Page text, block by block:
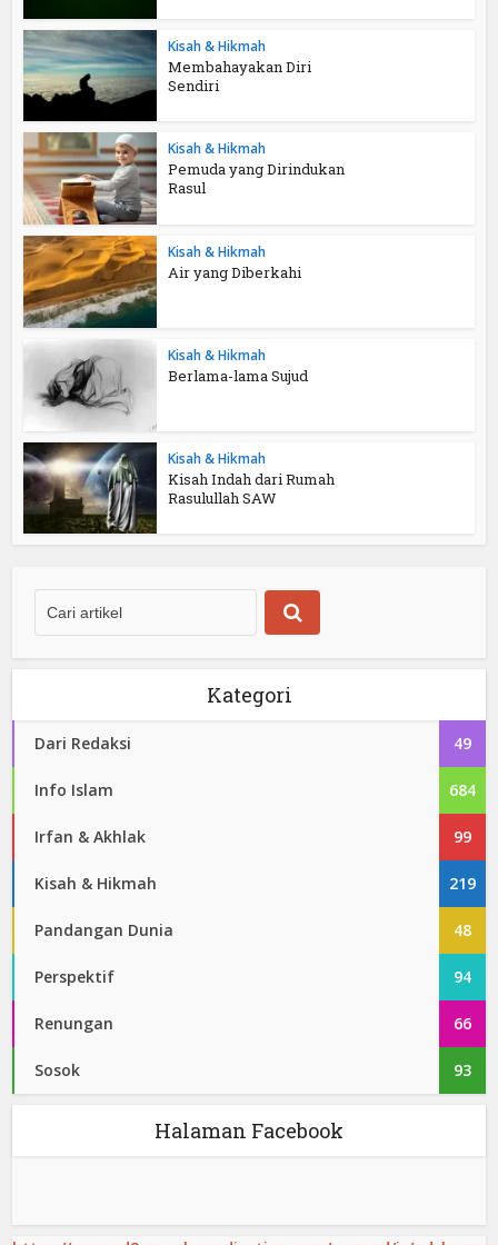
Kisah & Hikmah
Membahayakan Diri
Sendiri
Kisah & Hikmah
Pemuda yang Dirindukan
Rasul
Kisah & Hikmah
Air yang Diberkahi
Kisah & Hikmah
Berlama-lama Sujud
Kisah & Hikmah
Kisah Indah dari Rumah
Rasulullah SAW
Kategori
Dari Redaksi 49
Info Islam 684
Irfan & Akhlak 99
Kisah & Hikmah 219
Pandangan Dunia 48
Perspektif 94
Renungan 66
Sosok 93
Halaman Facebook